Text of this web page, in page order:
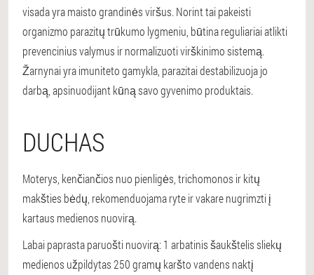
visada yra maisto grandinės viršus. Norint tai pakeisti
organizmo parazitų trūkumo lygmeniu, būtina reguliariai atlikti
prevencinius valymus ir normalizuoti virškinimo sistemą.
Žarnynai yra imuniteto gamykla, parazitai destabilizuoja jo
darbą, apsinuodijant kūną savo gyvenimo produktais.
DUCHAS
Moterys, kenčiančios nuo pienligės, trichomonos ir kitų
makšties bėdų, rekomenduojama ryte ir vakare nugrimzti į
kartaus medienos nuovirą.
Labai paprasta paruošti nuovirą: 1 arbatinis šaukštelis sliekų
medienos užpildytas 250 gramų karšto vandens naktį